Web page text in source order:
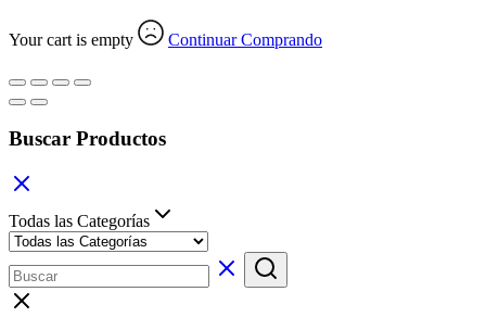
Your cart is empty Continuar Comprando
Buscar Productos
Todas las Categorías